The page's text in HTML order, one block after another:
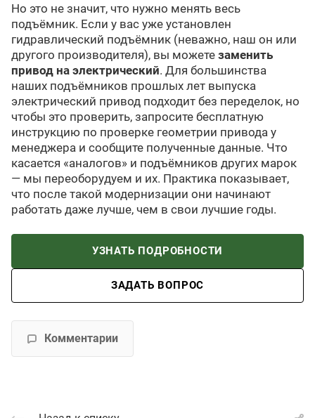
Но это не значит, что нужно менять весь
подъёмник. Если у вас уже установлен
гидравлический подъёмник (неважно, наш он или
другого производителя), вы можете заменить
привод на электрический. Для большинства
наших подъёмников прошлых лет выпуска
электрический привод подходит без переделок, но
чтобы это проверить, запросите бесплатную
инструкцию по проверке геометрии привода у
менеджера и сообщите полученные данные. Что
касается «аналогов» и подъёмников других марок
— мы переоборудуем и их. Практика показывает,
что после такой модернизации они начинают
работать даже лучше, чем в свои лучшие годы.
УЗНАТЬ ПОДРОБНОСТИ
ЗАДАТЬ ВОПРОС
Комментарии